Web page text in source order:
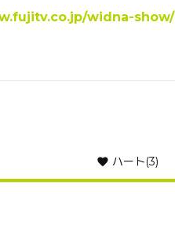
widna-show/
ハート(3)